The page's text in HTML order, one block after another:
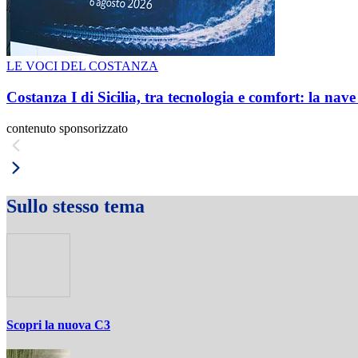
LE VOCI DEL COSTANZA
Costanza I di Sicilia, tra tecnologia e comfort: la
contenuto sponsorizzato
Sullo stesso tema
Scopri la nuova C3